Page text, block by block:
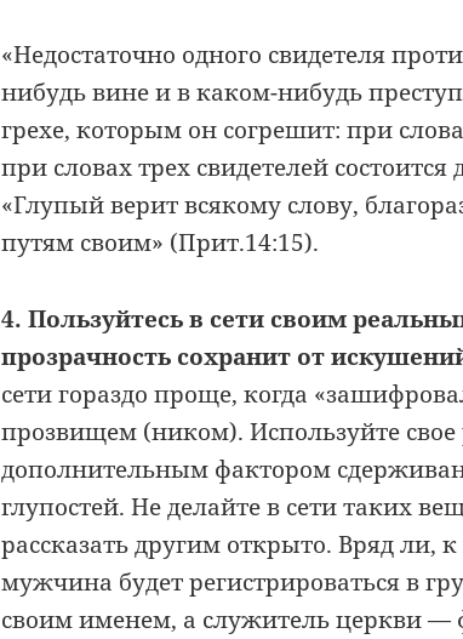
«Недостаточно одного свидетеля
нибудь вине и в каком-нибудь
грехе, которым он согрешит: при
при словах трех свидетелей состоится
«Глупый верит всякому слову,
путям своим» (Прит.14:15).
4. Пользуйтесь в сети своим
прозрачность сохранит от
сети гораздо проще, когда
прозвищем (ником). Используйте свое
дополнительным фактором
глупостей. Не делайте в сети таких
рассказать другим открыто. Вряд ли,
мужчина будет регистрироваться в
своим именем, а служитель церкви —